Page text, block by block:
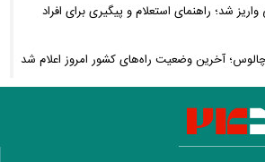
تومانی واریز شد؛ راهنمای استعلام و پیگیری برای افراد
آخرین وضعیت راه‌های کشور امروز اعلام شد
فضای مجازی پربازدید شد
را منتشر کرد/ اوج بارندگی در انتظار کدام